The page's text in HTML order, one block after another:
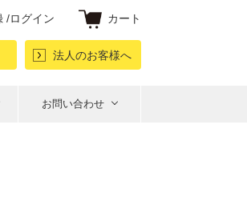
/ログイン カート
法人のお客様へ
お問い合わせ